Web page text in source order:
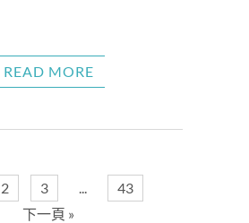
READ MORE
2 3 ...
43
下一頁 »